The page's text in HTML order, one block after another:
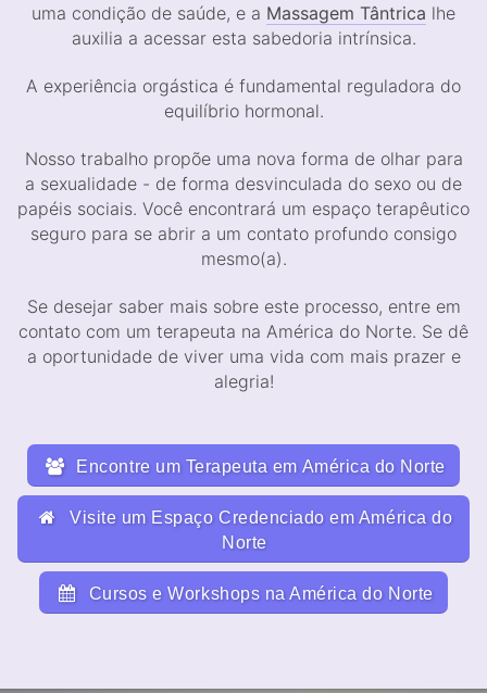
uma condição de saúde, e a Massagem Tântrica lhe
auxilia a acessar esta sabedoria intrínsica.
A experiência orgástica é fundamental reguladora do
equilíbrio hormonal.
Nosso trabalho propõe uma nova forma de olhar para
a sexualidade - de forma desvinculada do sexo ou de
papéis sociais. Você encontrará um espaço terapêutico
seguro para se abrir a um contato profundo consigo
mesmo(a).
Se desejar saber mais sobre este processo, entre em
contato com um terapeuta na América do Norte. Se dê
a oportunidade de viver uma vida com mais prazer e
alegria!
Encontre um Terapeuta em América do Norte
Visite um Espaço Credenciado em América do
Norte
Cursos e Workshops na América do Norte